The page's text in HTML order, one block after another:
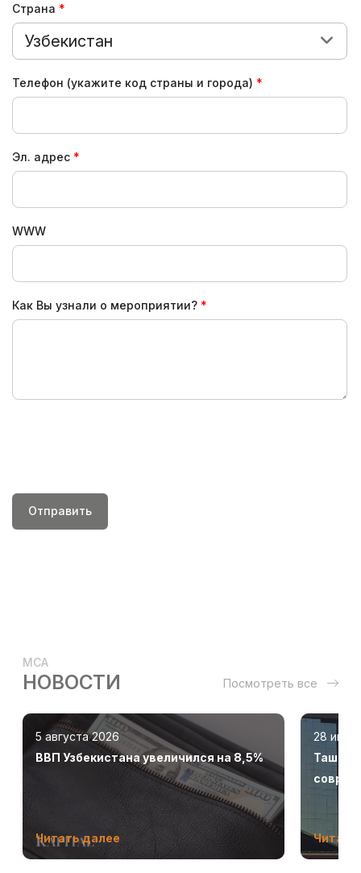
Страна
Узбекистан
Телефон (укажите код страны и города)
Эл. адрес
WWW
Как Вы узнали о мероприятии?
Отправить
MCA
НОВОСТИ Посмотреть все
5 августа 2026
ВВП Узбекистана увеличился на 8,5%
Читать далее
28
Читать